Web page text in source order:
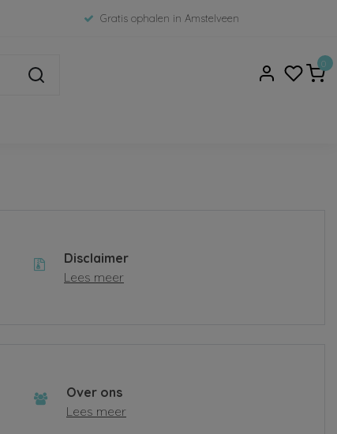
Gratis ophalen in Amstelveen
0
Disclaimer
Lees meer
Over ons
Lees meer